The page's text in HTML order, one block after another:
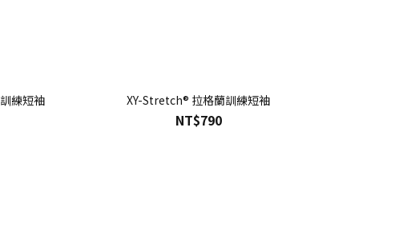
練短袖 XY-Stretch® 拉格蘭訓練短袖
NT$790